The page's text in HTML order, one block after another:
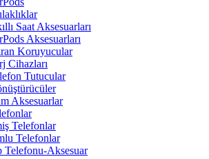
Saat Aksesuarları
Aksesuarları
Koruyucular
Cihazları
Tutucular
Aksesuarlar
Telefonlar
Telefonlar
Telefonu-Aksesuar